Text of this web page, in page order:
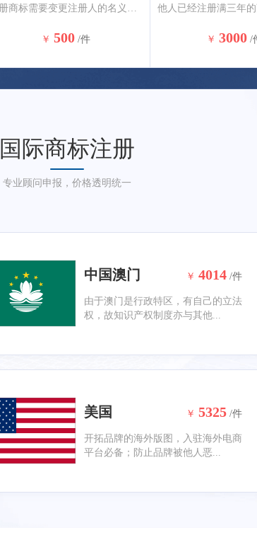
注册商标需要变更注册人的名义、地址或者其他注册事项的，应当提出变更申请。变更商标注册人名义或地址的，商标注册人应将其全部注册商标一并变更，约3-5个月核准完成。
￥ 500 /件 ￥ 3000 /
国际商标注册
专业顾问申报，价格透明统一
中国澳门 ￥ 4014 /件
由于澳门是行政特区，有自己的立法
权，故知识产权制度亦与其他...
美国 ￥ 5325 /件
开拓品牌的海外版图，入驻海外电商
平台必备；防止品牌被他人恶...